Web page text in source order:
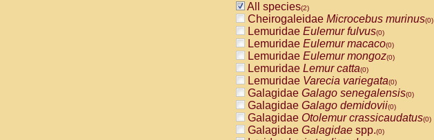
All species(2)
Cheirogaleidae Microcebus murinus(0)
Lemuridae Eulemur fulvus(0)
Lemuridae Eulemur macaco(0)
Lemuridae Eulemur mongoz(0)
Lemuridae Lemur catta(0)
Lemuridae Varecia variegata(0)
Galagidae Galago senegalensis(0)
Galagidae Galago demidovii(0)
Galagidae Otolemur crassicaudatus(0)
Galagidae Galagidae spp.(0)